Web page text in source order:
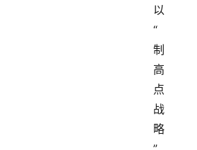
以
“
制
高
点
战
略